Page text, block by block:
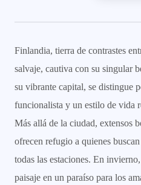
Finlandia, tierra de contrastes
salvaje, cautiva con su singular
su vibrante capital, se distingue
funcionalista y un estilo de vida
Más allá de la ciudad, extensos
ofrecen refugio a quienes
todas las estaciones. En
paisaje en un paraíso para los